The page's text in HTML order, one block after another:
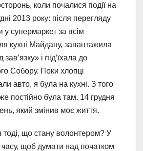
коли почалися події на
2013 року: після перегляду
у супермаркет за всім
кухні Майдану, завантажила
і під’їхала до
Собору. Поки хлопці
авто, я була на кухні. З того
постійно була там. 14 грудня
який змінив моє життя.
тоді, що стану волонтером? У
щоб думати над початком